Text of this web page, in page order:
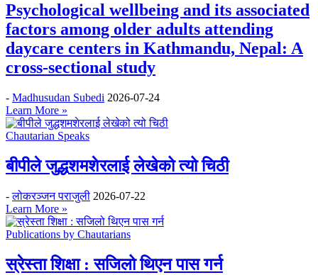
Psychological wellbeing and its associated
factors among older adults attending
daycare centers in Kathmandu, Nepal: A
cross-sectional study
- Madhusudan Subedi 2026-07-24
Learn More »
Chautarian Speaks
बीपीले जुद्धशमशेरलाई लेखेको त्यो चिठी
-लोकरञ्‍जन पराजुली 2026-07-22
Learn More »
Publications by Chautarians
स्रेस्ता शिक्षा : सजिलो थिएन पास गर्न